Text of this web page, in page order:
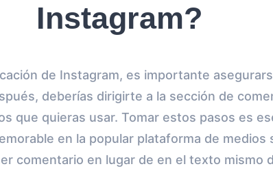
Instagram?
de Instagram, es importante
deberías dirigirte a la sección de
que quieras usar. Tomar estos pasos es
en la popular plataforma de medios
comentario en lugar de en el texto mismo